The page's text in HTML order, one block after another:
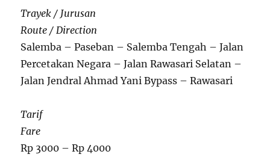
Trayek / Jurusan
Route / Direction
Salemba – Paseban – Salemba Tengah – Jalan
Percetakan Negara – Jalan Rawasari Selatan –
Jalan Jendral Ahmad Yani Bypass – Rawasari
Tarif
Fare
Rp 3000 – Rp 4000